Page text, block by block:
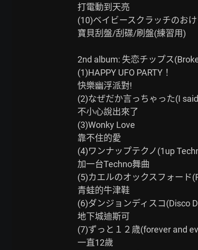
打電動到天亮
(10)ベイビースクラッチのお
寶貝刮盤/刮碟/刷盤(練習用)
2nd album: 失恋チップス
(1)HAPPY UFO PARTY！
快樂幽浮派對!
(2)なぜだか言っちゃった(I
不小心說出來了
(3)Wonky Love
靠不住的愛
(4)ワンナップテクノ(1up
加一台Techno舞曲
(5)カエルのオックスフォード
青蛙的牛津鞋
(6)ダンジョンディスコ(Disco
地下城迪斯可
(7)ずっと１２歳(forever and
一直12歲